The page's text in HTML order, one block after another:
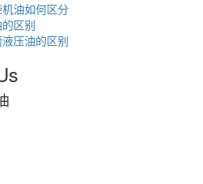
油如何区分
区别
压油的区别